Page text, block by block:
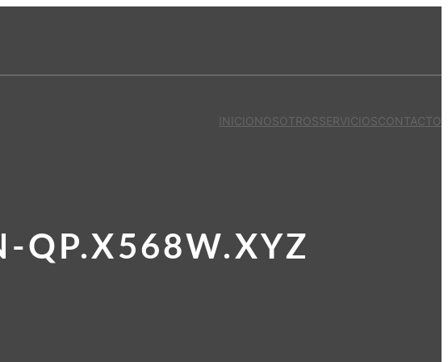
INICIONOSOTROSSERVICIOSCONTACTO
QP.X568W.XYZ